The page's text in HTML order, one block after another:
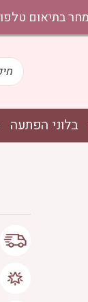
בלוני הפתעה